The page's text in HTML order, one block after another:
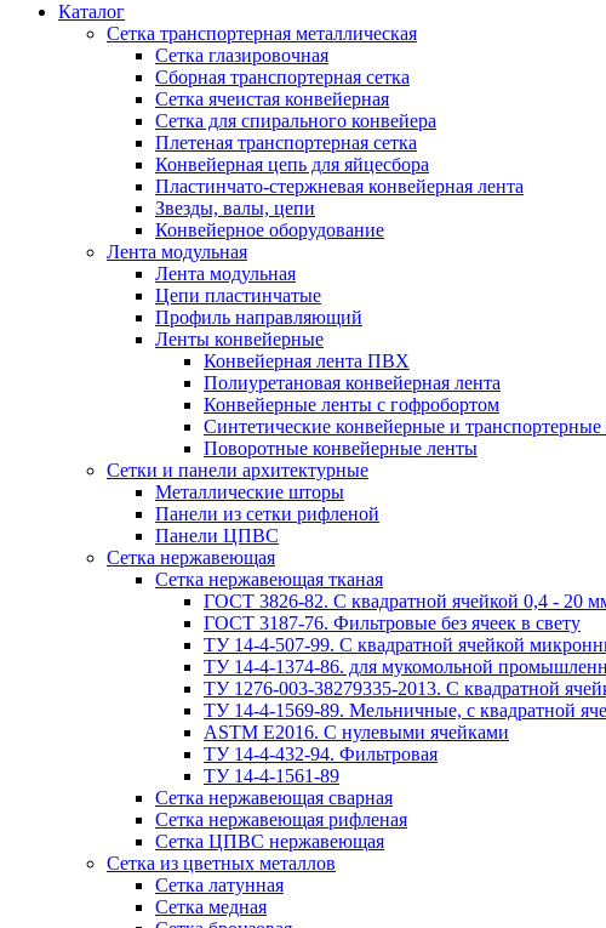
Каталог
Сетка транспортерная металлическая
Сетка глазировочная
Сборная транспортерная сетка
Сетка ячеистая конвейерная
Сетка для спирального конвейера
Плетеная транспортерная сетка
Конвейерная цепь для яйцесбора
Пластинчато-стержневая конвейерная лента
Звезды, валы, цепи
Конвейерное оборудование
Лента модульная
Лента модульная
Цепи пластинчатые
Профиль направляющий
Ленты конвейерные
Конвейерная лента ПВХ
Полиуретановая конвейерная лента
Конвейерные ленты с гофробортом
Синтетические конвейерные и
Поворотные конвейерные ленты
Cетки и панели архитектурные
Металлические шторы
Панели из сетки рифленой
Панели ЦПВС
Сетка нержавеющая
Сетка нержавеющая тканая
ГОСТ 3826-82. C квадратной ячейкой 0,4 - 20
ГОСТ 3187-76. Фильтровые без ячеек в свету
ТУ 14-4-507-99. C квадратной ячейкой
ТУ 14-4-1374-86. для мукомольной
ТУ 1276-003-38279335-2013. С квадратной
ТУ 14-4-1569-89. Мельничные, с квадратной
ASTM E2016. С нулевыми ячейками
ТУ 14-4-432-94. Фильтровая
ТУ 14-4-1561-89
Сетка нержавеющая сварная
Сетка нержавеющая рифленая
Сетка ЦПВС нержавеющая
Сетка из цветных металлов
Сетка латунная
Сетка медная